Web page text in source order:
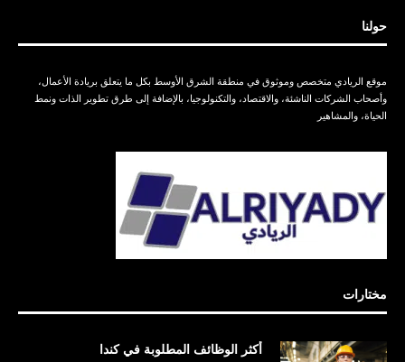
حولنا
موقع الريادي متخصص وموثوق في منطقة الشرق الأوسط بكل ما يتعلق بريادة الأعمال،
وأصحاب الشركات الناشئة، والاقتصاد، والتكنولوجيا، بالإضافة إلى طرق تطوير الذات ونمط
الحياة، والمشاهير
مختارات
أكثر الوظائف المطلوبة في كندا